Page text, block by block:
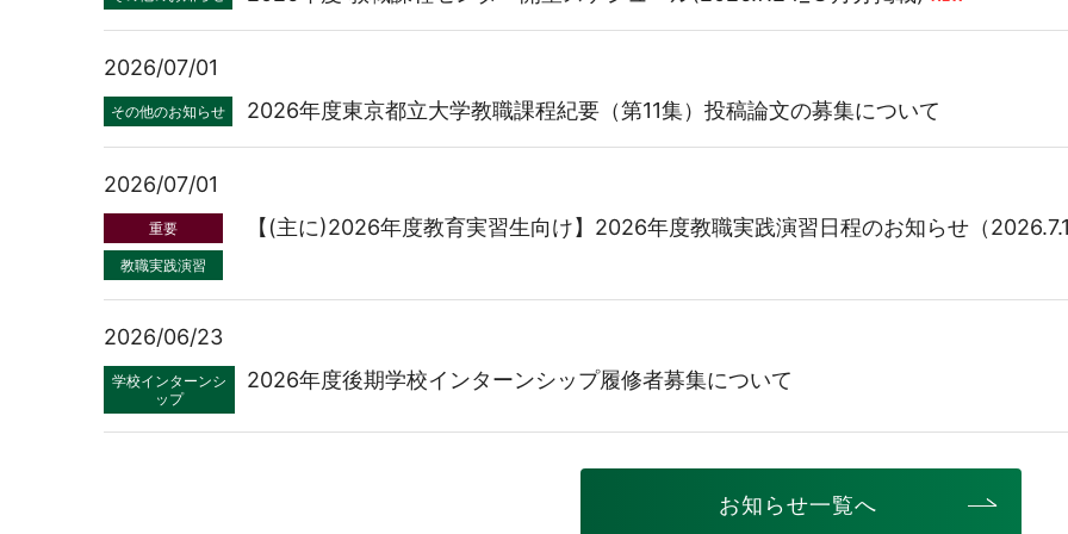
2026/07/01
その他のお知らせ 2026年度東京都立大学教職課程紀要（第11集）投稿論文の募集について
2026/07/01
重要
教職実践演習
【(主に)2026年度教育実習生向け】2026年度教職実践演習日程のお知らせ（
2026/06/23
学校インターンシ
ップ
2026年度後期学校インターンシップ履修者募集について
お知らせ一覧へ